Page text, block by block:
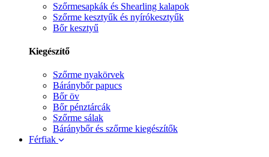
Szőrmesapkák és Shearling kalapok
Szőrme kesztyűk és nyírókesztyűk
Bőr kesztyű
Kiegészítő
Szőrme nyakörvek
Báránybőr papucs
Bőr öv
Bőr pénztárcák
Szőrme sálak
Báránybőr és szőrme kiegészítők
Férfiak